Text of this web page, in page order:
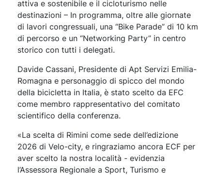
attiva e sostenibile e il cicloturismo nelle
destinazioni – In programma, oltre alle giornate
di lavori congressuali, una “Bike Parade” di 10 km
di percorso e un “Networking Party” in centro
storico con tutti i delegati.
Davide Cassani, Presidente di Apt Servizi Emilia-
Romagna e personaggio di spicco del mondo
della bicicletta in Italia, è stato scelto da EFC
come membro rappresentativo del comitato
scientifico della conferenza.
«La scelta di Rimini come sede dell’edizione
2026 di Velo-city, e ringraziamo ancora ECF per
aver scelto la nostra località - evidenzia
l’Assessora Regionale a Sport, Turismo e